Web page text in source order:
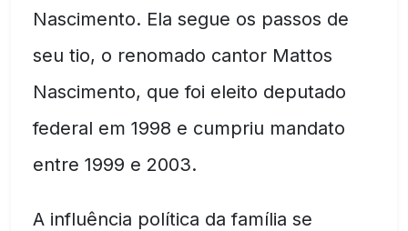
Nascimento. Ela segue os passos de
seu tio, o renomado cantor Mattos
Nascimento, que foi eleito deputado
federal em 1998 e cumpriu mandato
entre 1999 e 2003.
A influência política da família se